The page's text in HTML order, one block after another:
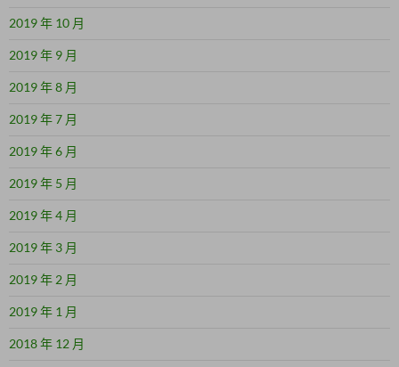
2019 年 10 月
2019 年 9 月
2019 年 8 月
2019 年 7 月
2019 年 6 月
2019 年 5 月
2019 年 4 月
2019 年 3 月
2019 年 2 月
2019 年 1 月
2018 年 12 月